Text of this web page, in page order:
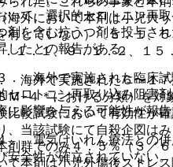
いて、選択的セロトニン再
剤を含む抗うつ剤を投与さ
したとの報告がある。
． 海外で実施された臨床試
セロトニン再取り込み阻害
に影響を与える可能性が報
． 電気けいれん療法との
安全性が確立されていない。
海外において本剤は小児大
有していない）〔５．１、
１．１、９．１．２、１５
海外で実施された６〜１
Ｍ−４＊における分類）を対
比較試験において有効性が
、当該試験にて自殺企図はみ
剤群でのみ４．５％（３／
て本剤は小児外傷後ストレ